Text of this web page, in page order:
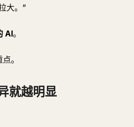
大。”
AI。
。
就越明显